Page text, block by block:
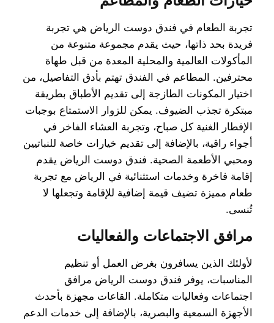
تجربة الطعام في فندق دوست الرياض هي تجربة
فريدة بحد ذاتها، حيث يقدم مجموعة متنوعة من
المأكولات العالمية والمحلية المعدة من قبل طهاة
محترفين. المطاعم في الفندق تهتم بأدق التفاصيل، من
اختيار المكونات الطازجة إلى تقديم الأطباق بطريقة
مبتكرة تجذب الضيوف. يمكن للزوار الاستمتاع بوجبات
الإفطار الغنية كل صباح، وتجربة العشاء الفاخر في
أجواء راقية، بالإضافة إلى تقديم خيارات خاصة للنباتيين
ومحبي الأطعمة الصحية. فندق دوست الرياض يقدم
إقامة فاخرة وخدمات استثنائية في الرياض مع تجربة
طعام مميزة تضيف قيمة إضافية للإقامة وتجعلها لا
تُنسى.
مرافق الاجتماعات والفعاليات
لأولئك الذين يسافرون بغرض العمل أو تنظيم
المناسبات، يوفر فندق دوست الرياض مرافق
اجتماعات وفعاليات متكاملة. القاعات مجهزة بأحدث
الأجهزة السمعية والبصرية، بالإضافة إلى خدمات الدعم